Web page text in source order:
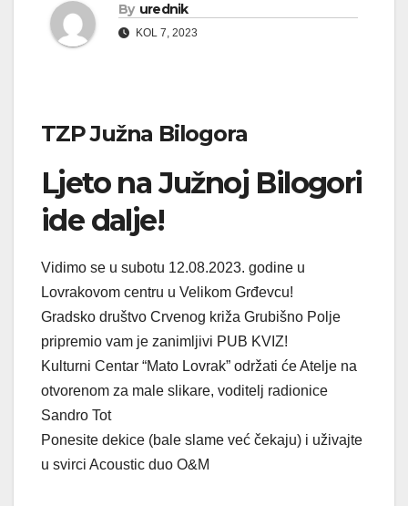
By urednik
KOL 7, 2023
TZP Južna Bilogora
Ljeto na Južnoj Bilogori
ide dalje!
Vidimo se u subotu 12.08.2023. godine u
Lovrakovom centru u Velikom Grđevcu!
Gradsko društvo Crvenog križa Grubišno Polje
pripremio vam je zanimljivi PUB KVIZ!
Kulturni Centar “Mato Lovrak” održati će Atelje na
otvorenom za male slikare, voditelj radionice
Sandro Tot
Ponesite dekice (bale slame već čekaju) i uživajte
u svirci Acoustic duo O&M